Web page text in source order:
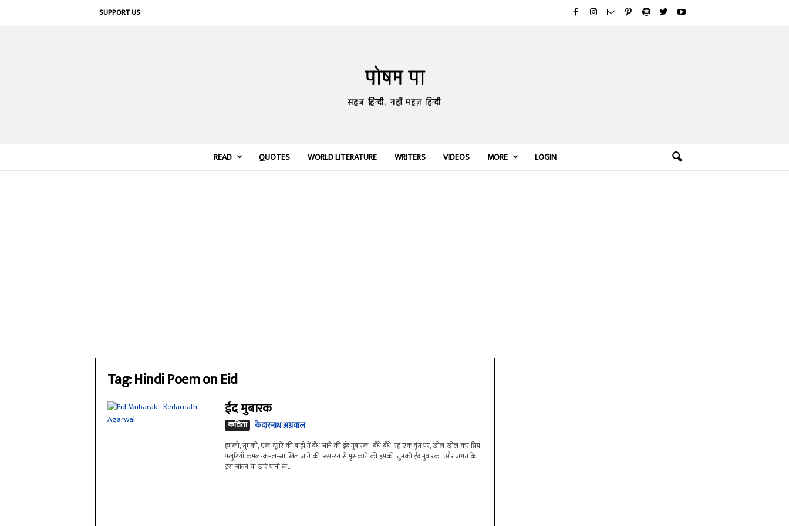
SUPPORT US
पोषम पा
सहज हिन्दी, नहीं महज़ हिन्दी
READ QUOTES WORLD LITERATURE WRITERS VIDEOS MORE LOGIN
Tag: Hindi Poem on Eid
ईद मुबारक
कविता केदारनाथ अग्रवाल
हमको, तुमको, एक-दूसरे की बाहों में बँध जाने की ईद मुबारक। बँधे-बँधे, रह एक वृंत पर, खोल-खोल कर प्रिय
पंखुरियाँ कमल-कमल-सा खिल जाने की, रूप-रंग से मुसकाने की हमको, तुमको ईद मुबारक। और जगत के
इस जीवन के खारे पानी के...